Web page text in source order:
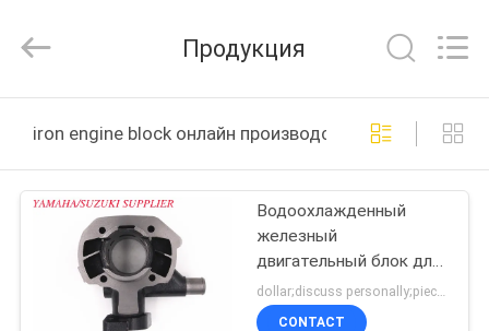
ПРОДУКТЫ
Block.,Ltd.
Developed
Продукция
iron engine block онлайн производство
Водоохлажденный
железный
двигательный блок для
мотоциклов
dollar;discuss personally;piece MOQ:Переговоры
CONTACT